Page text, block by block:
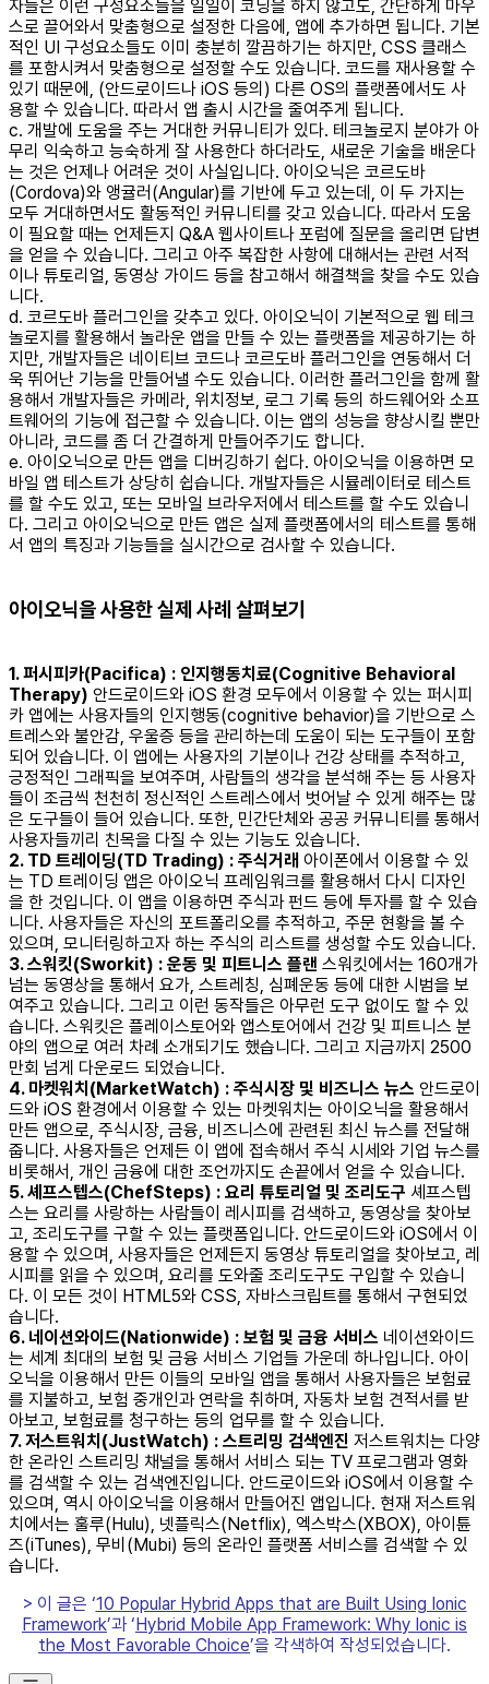
자들은 이런 구성요소들을 일일이 코딩을 하지 않고도, 간단하게 마우
스로 끌어와서 맞춤형으로 설정한 다음에, 앱에 추가하면 됩니다. 기본
적인 UI 구성요소들도 이미 충분히 깔끔하기는 하지만, CSS 클래스
를 포함시켜서 맞춤형으로 설정할 수도 있습니다. 코드를 재사용할 수
있기 때문에, (안드로이드나 iOS 등의) 다른 OS의 플랫폼에서도 사
용할 수 있습니다. 따라서 앱 출시 시간을 줄여주게 됩니다.
c. 개발에 도움을 주는 거대한 커뮤니티가 있다. 테크놀로지 분야가 아
무리 익숙하고 능숙하게 잘 사용한다 하더라도, 새로운 기술을 배운다
는 것은 언제나 어려운 것이 사실입니다. 아이오닉은 코르도바
(Cordova)와 앵귤러(Angular)를 기반에 두고 있는데, 이 두 가지는
모두 거대하면서도 활동적인 커뮤니티를 갖고 있습니다. 따라서 도움
이 필요할 때는 언제든지 Q&A 웹사이트나 포럼에 질문을 올리면 답변
을 얻을 수 있습니다. 그리고 아주 복잡한 사항에 대해서는 관련 서적
이나 튜토리얼, 동영상 가이드 등을 참고해서 해결책을 찾을 수도 있습
니다.
d. 코르도바 플러그인을 갖추고 있다. 아이오닉이 기본적으로 웹 테크
놀로지를 활용해서 놀라운 앱을 만들 수 있는 플랫폼을 제공하기는 하
지만, 개발자들은 네이티브 코드나 코르도바 플러그인을 연동해서 더
욱 뛰어난 기능을 만들어낼 수도 있습니다. 이러한 플러그인을 함께 활
용해서 개발자들은 카메라, 위치정보, 로그 기록 등의 하드웨어와 소프
트웨어의 기능에 접근할 수 있습니다. 이는 앱의 성능을 향상시킬 뿐만
아니라, 코드를 좀 더 간결하게 만들어주기도 합니다.
e. 아이오닉으로 만든 앱을 디버깅하기 쉽다. 아이오닉을 이용하면 모
바일 앱 테스트가 상당히 쉽습니다. 개발자들은 시뮬레이터로 테스트
를 할 수도 있고, 또는 모바일 브라우저에서 테스트를 할 수도 있습니
다. 그리고 아이오닉으로 만든 앱은 실제 플랫폼에서의 테스트를 통해
서 앱의 특징과 기능들을 실시간으로 검사할 수 있습니다.
아이오닉을 사용한 실제 사례 살펴보기
1. 퍼시피카(Pacifica) : 인지행동치료(Cognitive Behavioral
Therapy) 안드로이드와 iOS 환경 모두에서 이용할 수 있는 퍼시피
카 앱에는 사용자들의 인지행동(cognitive behavior)을 기반으로 스
트레스와 불안감, 우울증 등을 관리하는데 도움이 되는 도구들이 포함
되어 있습니다. 이 앱에는 사용자의 기분이나 건강 상태를 추적하고,
긍정적인 그래픽을 보여주며, 사람들의 생각을 분석해 주는 등 사용자
들이 조금씩 천천히 정신적인 스트레스에서 벗어날 수 있게 해주는 많
은 도구들이 들어 있습니다. 또한, 민간단체와 공공 커뮤니티를 통해서
사용자들끼리 친목을 다질 수 있는 기능도 있습니다.
2. TD 트레이딩(TD Trading) : 주식거래 아이폰에서 이용할 수 있
는 TD 트레이딩 앱은 아이오닉 프레임워크를 활용해서 다시 디자인
을 한 것입니다. 이 앱을 이용하면 주식과 펀드 등에 투자를 할 수 있습
니다. 사용자들은 자신의 포트폴리오를 추적하고, 주문 현황을 볼 수
있으며, 모니터링하고자 하는 주식의 리스트를 생성할 수도 있습니다.
3. 스워킷(Sworkit) : 운동 및 피트니스 플랜 스워킷에서는 160개가
넘는 동영상을 통해서 요가, 스트레칭, 심폐운동 등에 대한 시범을 보
여주고 있습니다. 그리고 이런 동작들은 아무런 도구 없이도 할 수 있
습니다. 스워킷은 플레이스토어와 앱스토어에서 건강 및 피트니스 분
야의 앱으로 여러 차례 소개되기도 했습니다. 그리고 지금까지 2500
만회 넘게 다운로드 되었습니다.
4. 마켓워치(MarketWatch) : 주식시장 및 비즈니스 뉴스 안드로이
드와 iOS 환경에서 이용할 수 있는 마켓워치는 아이오닉을 활용해서
만든 앱으로, 주식시장, 금융, 비즈니스에 관련된 최신 뉴스를 전달해
줍니다. 사용자들은 언제든 이 앱에 접속해서 주식 시세와 기업 뉴스를
비롯해서, 개인 금융에 대한 조언까지도 손끝에서 얻을 수 있습니다.
5. 셰프스텝스(ChefSteps) : 요리 튜토리얼 및 조리도구 셰프스텝
스는 요리를 사랑하는 사람들이 레시피를 검색하고, 동영상을 찾아보
고, 조리도구를 구할 수 있는 플랫폼입니다. 안드로이드와 iOS에서 이
용할 수 있으며, 사용자들은 언제든지 동영상 튜토리얼을 찾아보고, 레
시피를 읽을 수 있으며, 요리를 도와줄 조리도구도 구입할 수 있습니
다. 이 모든 것이 HTML5와 CSS, 자바스크립트를 통해서 구현되었
습니다.
6. 네이션와이드(Nationwide) : 보험 및 금융 서비스 네이션와이드
는 세계 최대의 보험 및 금융 서비스 기업들 가운데 하나입니다. 아이
오닉을 이용해서 만든 이들의 모바일 앱을 통해서 사용자들은 보험료
를 지불하고, 보험 중개인과 연락을 취하며, 자동차 보험 견적서를 받
아보고, 보험료를 청구하는 등의 업무를 할 수 있습니다.
7. 저스트워치(JustWatch) : 스트리밍 검색엔진 저스트워치는 다양
한 온라인 스트리밍 채널을 통해서 서비스 되는 TV 프로그램과 영화
를 검색할 수 있는 검색엔진입니다. 안드로이드와 iOS에서 이용할 수
있으며, 역시 아이오닉을 이용해서 만들어진 앱입니다. 현재 저스트워
치에서는 훌루(Hulu), 넷플릭스(Netflix), 엑스박스(XBOX), 아이튠
즈(iTunes), 무비(Mubi) 등의 온라인 플랫폼 서비스를 검색할 수 있
습니다.
> 이 글은 ‘10 Popular Hybrid Apps that are Built Using Ionic
Framework’과 ‘Hybrid Mobile App Framework: Why Ionic is
the Most Favorable Choice’을 각색하여 작성되었습니다.